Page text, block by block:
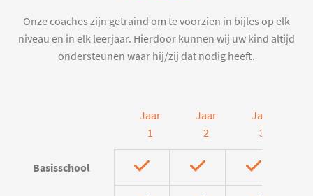
Onze coaches zijn getraind om te voorzien in bijles op elk
niveau en in elk leerjaar. Hierdoor kunnen wij uw kind altijd
ondersteunen waar hij/zij dat nodig heeft.
Jaar
1
Jaar
2
Jaar
3
Basisschool